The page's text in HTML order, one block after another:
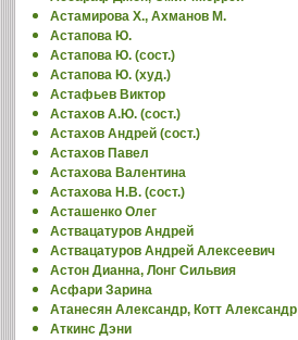
Астамирова Х., Ахманов М.
Астапова Ю.
Астапова Ю. (сост.)
Астапова Ю. (худ.)
Астафьев Виктор
Астахов А.Ю. (сост.)
Астахов Андрей (сост.)
Астахов Павел
Астахова Валентина
Астахова Н.В. (сост.)
Асташенко Олег
Аствацатуров Андрей
Аствацатуров Андрей Алексеевич
Астон Дианна, Лонг Сильвия
Асфари Зарина
Атанесян Александр, Котт Александр
Аткинс Дэни